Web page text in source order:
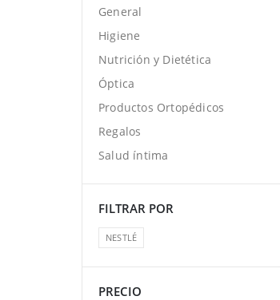
General
Higiene
Nutrición y Dietética
Óptica
Productos Ortopédicos
Regalos
Salud íntima
FILTRAR POR
NESTLÉ
PRECIO